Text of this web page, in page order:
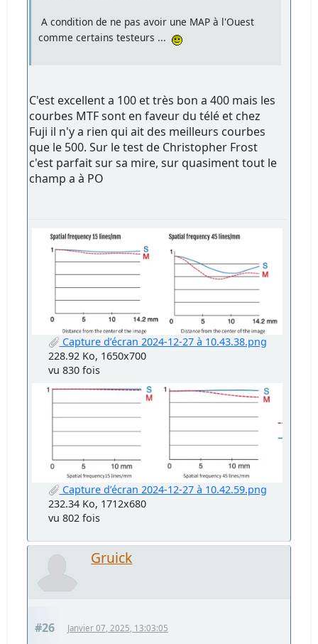
A condition de ne pas avoir une MAP à l'Ouest
comme certains testeurs ...
C'est excellent a 100 et très bon a 400 mais les
courbes MTF sont en faveur du télé et chez
Fuji il n'y a rien qui ait des meilleurs courbes
que le 500. Sur le test de Christopher Frost
c'est parfait sur sa mire, sur quasiment tout le
champ a à PO
Capture d’écran 2024-12-27 à 10.43.38.png
228.92 Ko, 1650x700
vu 830 fois
Capture d’écran 2024-12-27 à 10.42.59.png
232.34 Ko, 1712x680
vu 802 fois
Gruick
#26 Janvier 07, 2025, 13:03:05